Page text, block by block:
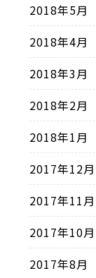
2018年5月
2018年4月
2018年3月
2018年2月
2018年1月
2017年12月
2017年11月
2017年10月
2017年8月